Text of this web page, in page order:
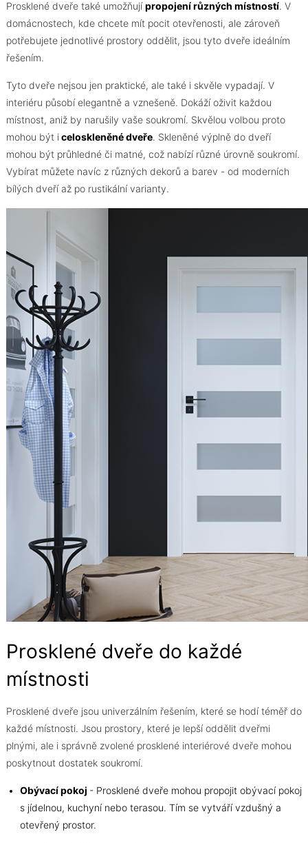
Prosklené dveře také umožňujípropojení různých místností. V
domácnostech, kde chcete mít pocit otevřenosti, ale zároveň
potřebujete jednotlivé prostory oddělit, jsou tyto dveře ideálním
řešením.
Tyto dveře nejsou jen praktické, ale také i skvěle vypadají. V
interiéru působí elegantně a vznešeně. Dokáží oživit každou
místnost, aniž by narušily vaše soukromí. Skvělou volbou proto
mohou být iceloskleněné dveře. Skleněné výplně do dveří
mohou být průhledné či matné, což nabízí různé úrovně soukromí.
Vybírat můžete navíc z různých dekorů a barev - od moderních
bílých dveří až po rustikální varianty.
Prosklené dveře do každé
místnosti
Prosklené dveře jsou univerzálním řešením, které se hodí téměř do
každé místnosti. Jsou prostory, které je lepší oddělit dveřmi
plnými, ale i správně zvolené prosklené interiérové dveře mohou
poskytnout dostatek soukromí.
Obývací pokoj - Prosklené dveře mohou propojit obývací pokoj
s jídelnou, kuchyní nebo terasou. Tím se vytváří vzdušný a
otevřený prostor.